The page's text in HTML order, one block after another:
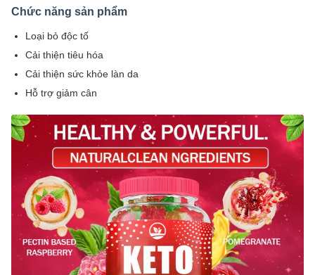
Chức năng sản phẩm
Loại bỏ độc tố
Cải thiện tiêu hóa
Cải thiện sức khỏe làn da
Hỗ trợ giảm cân